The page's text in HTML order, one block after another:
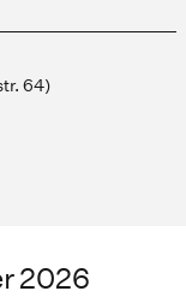
64)
2026